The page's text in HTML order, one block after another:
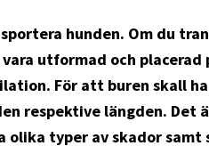
hunden. Om du
utformad och
För att buren skall
respektive längden.
typer av skador samt